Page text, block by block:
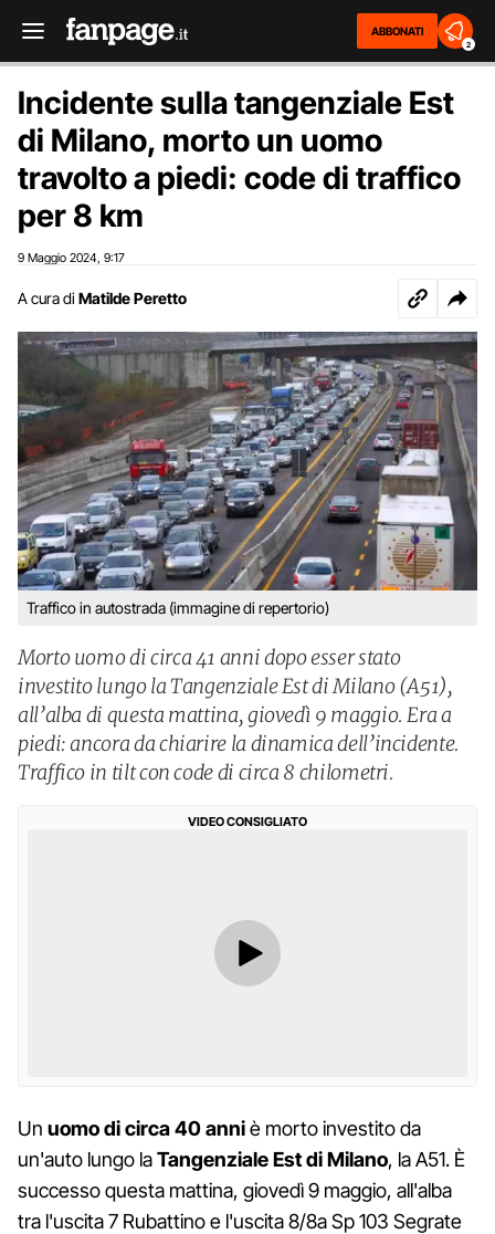
ABBONATI
2
Incidente sulla tangenziale Est
di Milano, morto un uomo
travolto a piedi: code di traffico
per 8 km
9 Maggio 2024 9:17
A cura di Matilde Peretto
Traffico in autostrada (immagine di repertorio)
Morto uomo di circa 41 anni dopo esser stato
investito lungo la Tangenziale Est di Milano (A51),
all’alba di questa mattina, giovedì 9 maggio. Era a
piedi: ancora da chiarire la dinamica dell’incidente.
Traffico in tilt con code di circa 8 chilometri.
VIDEO CONSIGLIATO
Un uomo di circa 40 anniè morto investito da
un'auto lungo laTangenziale Est di Milano, la A51. È
successo questa mattina, giovedì 9 maggio, all'alba
tra l'uscita 7 Rubattino e l'uscita 8/8a Sp 103 Segrate